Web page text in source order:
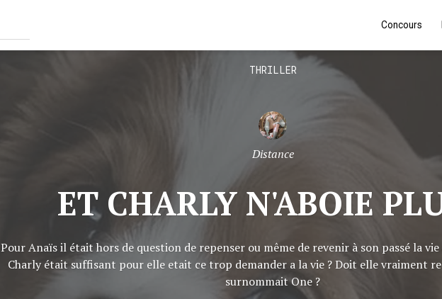
Concours
THRILLER
Distance
ET CHARLY N'ABOIE
Pour Anaïs il était hors de question de repenser ou même de revenir à son passé la
Charly était suffisant pour elle etait ce trop demander a la vie ? Doit elle vraiment
surnommait One ?